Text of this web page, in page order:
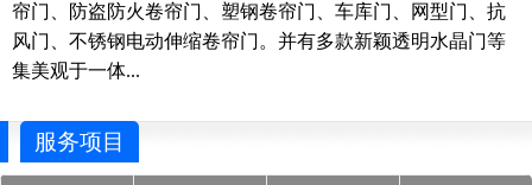
帘门、防盗防火卷帘门、塑钢卷帘门、车库门、网型门、抗
风门、不锈钢电动伸缩卷帘门。并有多款新颖透明水晶门等
集美观于一体...
服务项目